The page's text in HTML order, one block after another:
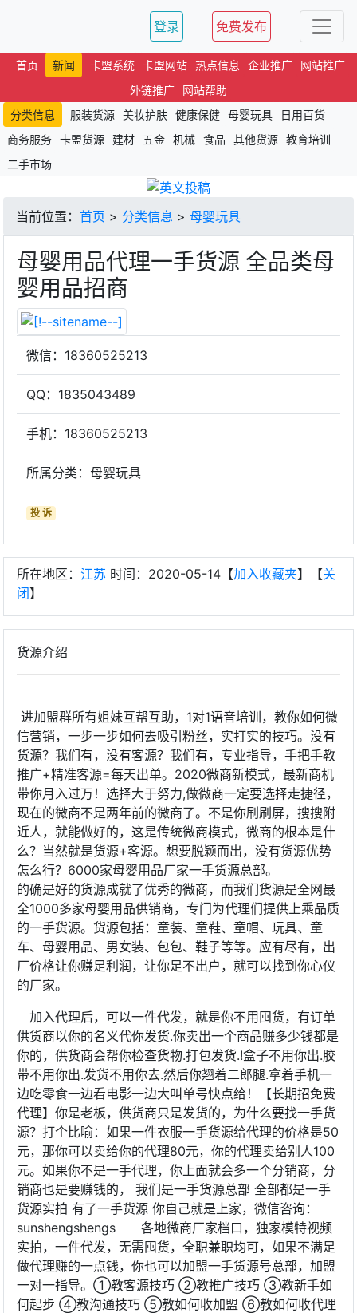
登录 免费发布
首页 新闻 卡盟系统 卡盟网站 热点信息 企业推广
网站推广
外链推广
网站帮助
分类信息
服装货源 美妆护肤 健康保健 母婴玩具
日用百货
商务服务 卡盟货源 建材 五金 机械 食品 其他货源 教育培训
二手市场
当前位置： 首页 > 分类信息 > 母婴玩具
母婴用品代理一手货源 全品类母
婴用品招商
微信：18360525213
QQ：1835043489
手机：18360525213
所属分类：母婴玩具
投 诉
所在地区： 江苏 时间：2020-05-14【加入收藏夹】【关
闭】
货源介绍
进加盟群所有姐妹互帮互助，1对1语音培训，教你如何微
信营销，一步一步如何去吸引粉丝，实打实的技巧。没有
货源？我们有，没有客源？我们有，专业指导，手把手教
推广+精准客源=每天出单。2020微商新模式，最新商机
带你月入过万！选择大于努力,做微商一定要选择走捷径，
现在的微商不是两年前的微商了。不是你刷刷屏，搜搜附
近人，就能做好的，这是传统微商模式，微商的根本是什
么？当然就是货源+客源。想要脱颖而出，没有货源优势
怎么行？6000家母婴用品厂家一手货源总部。
的确是好的货源成就了优秀的微商，而我们货源是全网最
全1000多家母婴用品供销商，专门为代理们提供上乘品质
的一手货源。货源包括：童装、童鞋、童帽、玩具、童
车、母婴用品、男女装、包包、鞋子等等。应有尽有，出
厂价格让你赚足利润，让你足不出户，就可以找到你心仪
的厂家。
加入代理后，可以一件代发，就是你不用囤货，有订单
供货商以你的名义代你发货.你卖出一个商品赚多少钱都是
你的，供货商会帮你检查货物.打包发货.!盒子不用你出.胶
带不用你出.发货不用你去.然后你翘着二郎腿.拿着手机一
边吃零食一边看电影一边大叫单号快点给！【长期招免费
代理】你是老板，供货商只是发货的，为什么要找一手货
源？打个比喻：如果一件衣服一手货源给代理的价格是50
元，那你可以卖给你的代理80元，你的代理卖给别人100
元。如果你不是一手代理，你上面就会多一个分销商，分
销商也是要赚钱的， 我们是一手货源总部 全部都是一手
货源实拍 有了一手货源 你自己就是上家，微信咨询：
sunshengshengs 各地微商厂家档口，独家模特视频
实拍，一件代发，无需囤货，全职兼职均可，如果不满足
做代理赚的一点钱，你也可以加盟一手货源号总部，加盟
一对一指导。①教客源技巧 ②教推广技巧 ③教新手如
何起步 ④教沟通技巧 ⑤教如何收加盟 ⑥教如何收代理